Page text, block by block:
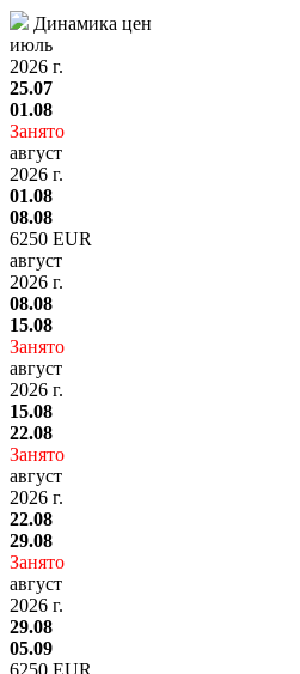
Динамика цен
июль
2026 г.
25.07
01.08
Занято
август
2026 г.
01.08
08.08
6250 EUR
август
2026 г.
08.08
15.08
Занято
август
2026 г.
15.08
22.08
Занято
август
2026 г.
22.08
29.08
Занято
август
2026 г.
29.08
05.09
6250 EUR